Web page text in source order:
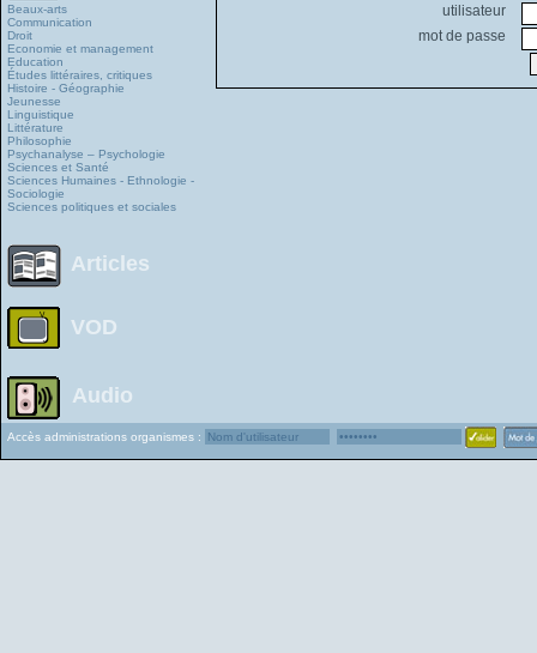
Beaux-arts
Communication
Droit
Economie et management
Education
Études littéraires, critiques
Histoire - Géographie
Jeunesse
Linguistique
Littérature
Philosophie
Psychanalyse – Psychologie
Sciences et Santé
Sciences Humaines - Ethnologie -
Sociologie
Sciences politiques et sociales
Articles
VOD
Audio
utilisateur
mot de passe
Accès administrations organismes :